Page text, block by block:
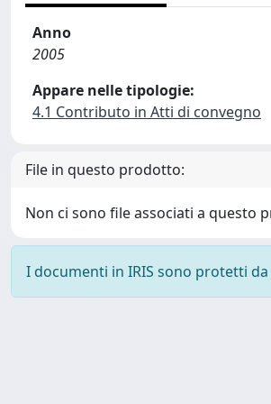
Anno
2005
Appare nelle tipologie:
4.1 Contributo in Atti di convegno
File in questo prodotto:
Non ci sono file associati a questo
I documenti in IRIS sono protetti